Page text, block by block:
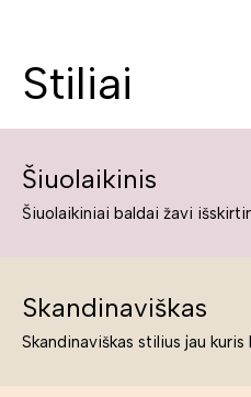
Stiliai
Šiuolaikinis
Skandinaviškas